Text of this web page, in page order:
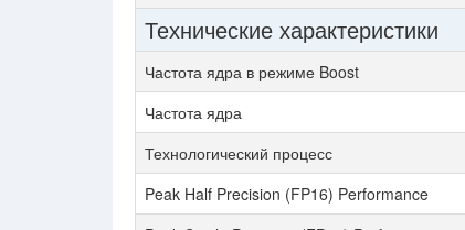
Технические характеристики
Частота ядра в режиме Boost
Частота ядра
Технологический процесс
Peak Half Precision (FP16) Performance